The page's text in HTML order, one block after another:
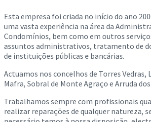
Esta empresa foi criada no início do ano
uma vasta experiência na área da
Condomínios, bem como em outros
assuntos administrativos, tratamento de
de instituições públicas e bancárias.
Actuamos nos concelhos de Torres Vedras,
Mafra, Sobral de Monte Agraço e Arruda
Trabalhamos sempre com profissionais
realizar reparações de qualquer natureza,